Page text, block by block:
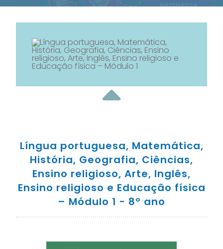
Ensino Fundamental I
Blog
Língua portuguesa, Matemática,
História, Geografia, Ciências,
Ensino religioso, Arte, Inglês,
Ensino religioso e Educação física
– Módulo 1 - 8º ano